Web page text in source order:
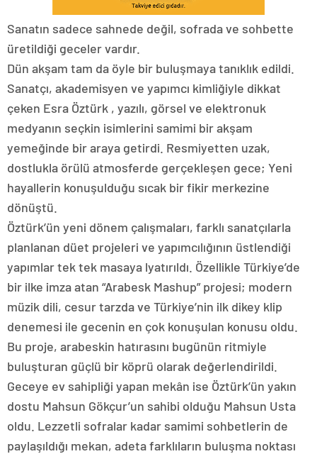
Sanatın sadece sahnede değil, sofrada ve sohbette
üretildiği geceler vardır.
Dün akşam tam da öyle bir buluşmaya tanıklık edildi.
Sanatçı, akademisyen ve yapımcı kimliğiyle dikkat
çeken Esra Öztürk , yazılı, görsel ve elektronuk
medyanın seçkin isimlerini samimi bir akşam
yemeğinde bir araya getirdi. Resmiyetten uzak,
dostlukla örülü atmosferde gerçekleşen gece; Yeni
hayallerin konuşulduğu sıcak bir fikir merkezine
dönüştü.
Öztürk’ün yeni dönem çalışmaları, farklı sanatçılarla
planlanan düet projeleri ve yapımcılığının üstlendiği
yapımlar tek tek masaya lyatırıldı. Özellikle Türkiye’de
bir ilke imza atan “Arabesk Mashup” projesi; modern
müzik dili, cesur tarzda ve Türkiye’nin ilk dikey klip
denemesi ile gecenin en çok konuşulan konusu oldu.
Bu proje, arabeskin hatırasını bugünün ritmiyle
buluşturan güçlü bir köprü olarak değerlendirildi.
Geceye ev sahipliği yapan mekân ise Öztürk’ün yakın
dostu Mahsun Gökçur’un sahibi olduğu Mahsun Usta
oldu. Lezzetli sofralar kadar samimi sohbetlerin de
paylaşıldığı mekan, adeta farklıların buluşma noktası